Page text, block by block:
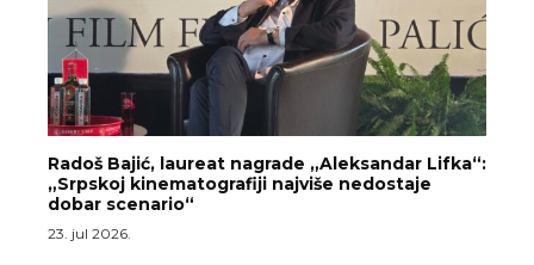
Radoš Bajić, laureat nagrade „Aleksandar Lifka“:
„Srpskoj kinematografiji najviše nedostaje
dobar scenario“
23. jul 2026.